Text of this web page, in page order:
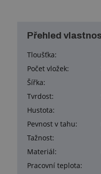
Přehled
Tloušťka:
Počet vložek:
Šířka:
Tvrdost:
Hustota:
Pevnost v tahu:
Tažnost:
Materiál:
Pracovní teplota: